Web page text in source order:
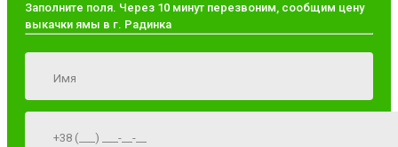
Заполните поля. Через 10 минут перезвоним, сообщим цену
выкачки ямы в г. Радинка